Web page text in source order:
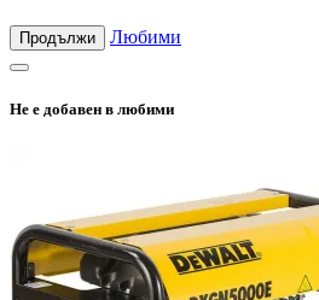
Продължи Любими
Не е добавен в любими